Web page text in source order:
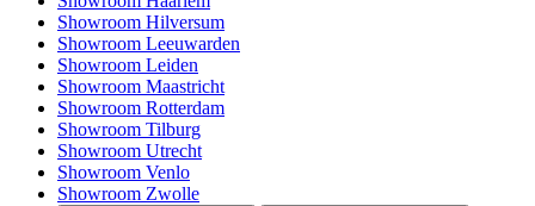
Showroom Hilversum
Showroom Leeuwarden
Showroom Leiden
Showroom Maastricht
Showroom Rotterdam
Showroom Tilburg
Showroom Utrecht
Showroom Venlo
Showroom Zwolle